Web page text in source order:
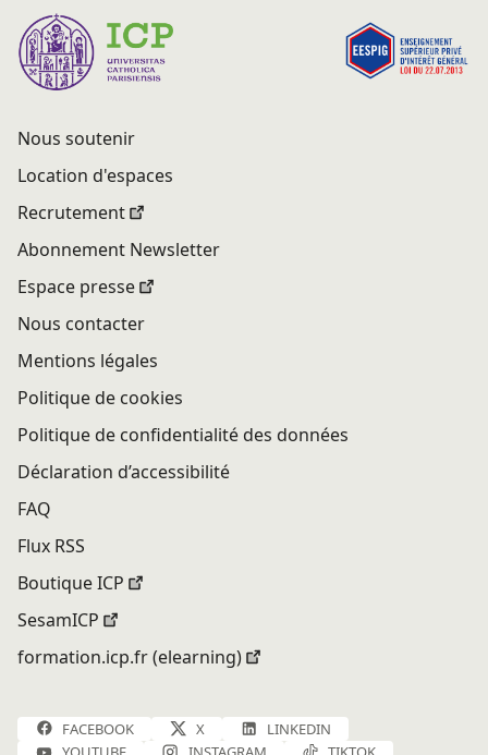
Nous soutenir
Location d'espaces
Recrutement
Abonnement Newsletter
Espace presse
Nous contacter
Mentions légales
Politique de cookies
Politique de confidentialité des données
Déclaration d’accessibilité
FAQ
Flux RSS
Boutique ICP
SesamICP
formation.icp.fr (elearning)
FACEBOOK X
LINKEDIN